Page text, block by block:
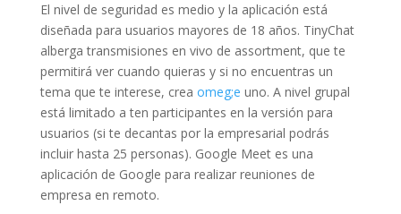
El nivel de seguridad es medio y la aplicación está
diseñada para usuarios mayores de 18 años. TinyChat
alberga transmisiones en vivo de assortment, que te
permitirá ver cuando quieras y si no encuentras un
tema que te interese, crea omeg;e uno. A nivel grupal
está limitado a ten participantes en la versión para
usuarios (si te decantas por la empresarial podrás
incluir hasta 25 personas). Google Meet es una
aplicación de Google para realizar reuniones de
empresa en remoto.